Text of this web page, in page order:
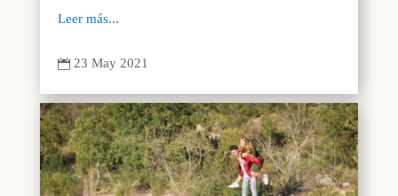
Leer más...
 23 May 2021